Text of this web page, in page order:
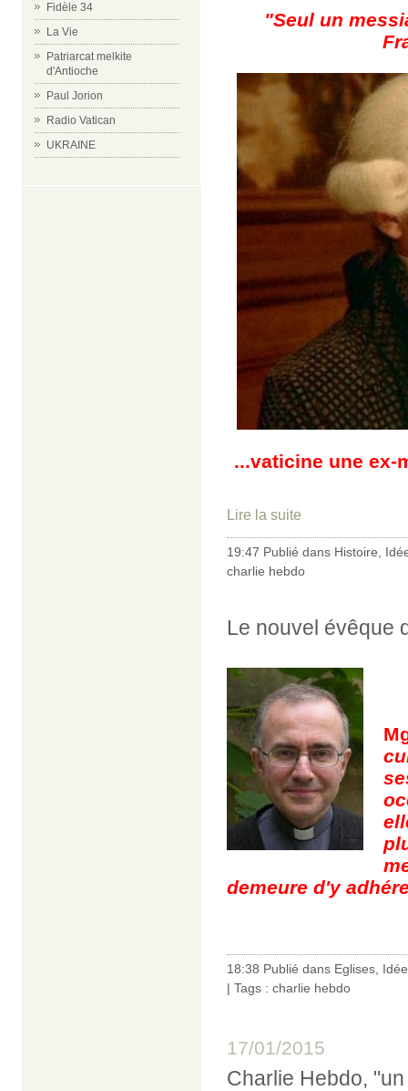
Fidèle 34
La Vie
Patriarcat melkite
d'Antioche
Paul Jorion
Radio Vatican
UKRAINE
"Seul un
...vaticine une ex-
Lire la suite
19:47 Publié dans Histoire
charlie hebdo
Le nouvel évêque
demeure d'y
18:38 Publié dans Eglises
| Tags : charlie hebdo
17/01/2015
Charlie Hebdo,